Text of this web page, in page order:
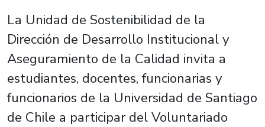
La Unidad de Sostenibilidad de la
Dirección de Desarrollo Institucional y
Aseguramiento de la Calidad invita a
estudiantes, docentes, funcionarias y
funcionarios de la Universidad de Santiago
de Chile a participar del Voluntariado